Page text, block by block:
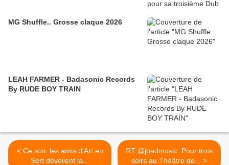
MG Shuffle.. Grosse claque 2026
LEAH FARMER - Badasonic Records
By RUDE BOY TRAIN
< Ce soir, les amis d'Art en
Sort dévoilent la...
RT @joadmusic: Pour trois
soirs au Théâtre de... >